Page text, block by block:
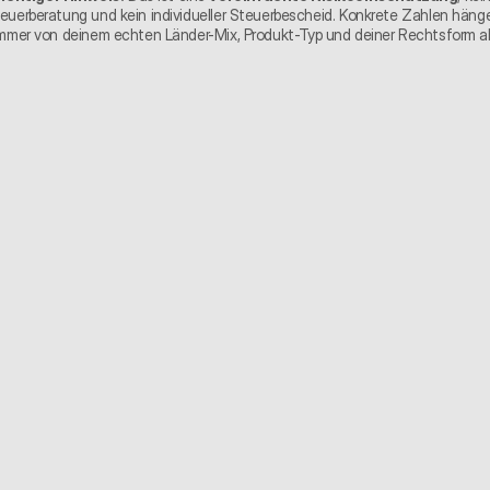
und kein individueller Steuerbescheid. Konkrete Zahlen
von deinem echten Länder-Mix, Produkt-Typ und deiner Rechtsform